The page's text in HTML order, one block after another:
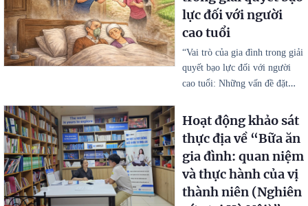
lực đối với người
cao tuổi
“Vai trò của gia đình trong giải
quyết bạo lực đối với người
cao tuổi: Những vấn đề đặt…
Hoạt động khảo sát
thực địa về “Bữa ăn
gia đình: quan niệm
và thực hành của vị
thành niên (Nghiên